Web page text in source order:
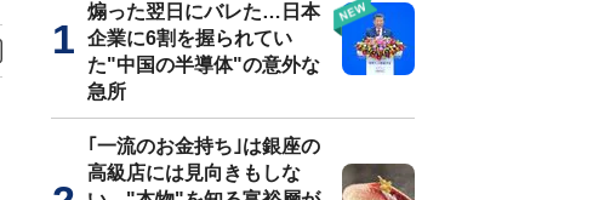
煽った翌日にバレた…日本
企業に6割を握られてい
た"中国の半導体"の意外な
急所
｢一流のお金持ち｣は銀座の
高級店には見向きもしな